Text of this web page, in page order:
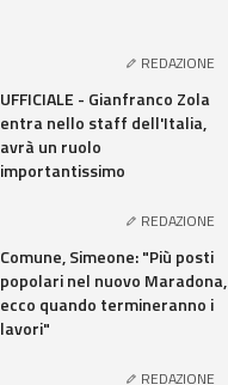
REDAZIONE
UFFICIALE - Gianfranco Zola
entra nello staff dell'Italia,
avrà un ruolo
importantissimo
REDAZIONE
Comune, Simeone: "Più posti
popolari nel nuovo Maradona,
ecco quando termineranno i
lavori"
REDAZIONE